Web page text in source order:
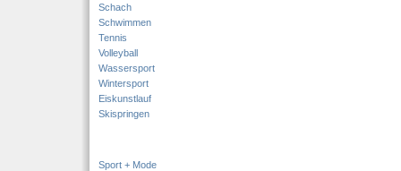
Schach
Schwimmen
Tennis
Volleyball
Wassersport
Wintersport
Eiskunstlauf
Skispringen
Sport + Mode